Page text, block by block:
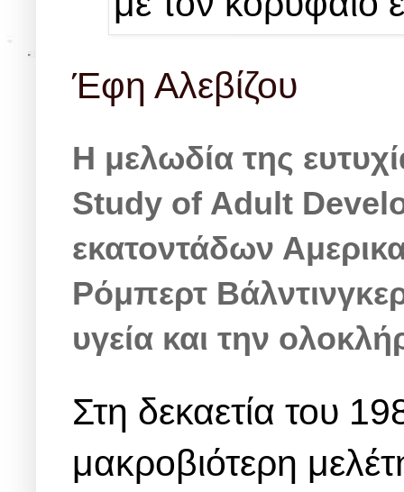
Έφη Αλεβίζου
Η μελωδία της
Study of Adult
εκατοντάδων
Ρόμπερτ Βάλντινγκερ,
υγεία και την
Στη δεκαετία του
μακροβιότερη